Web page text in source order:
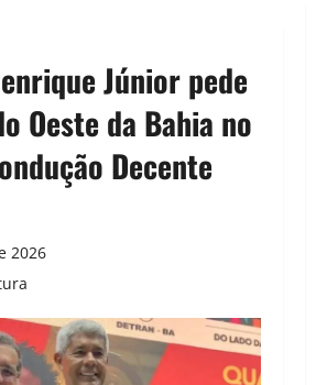
Júnior pede
Oeste da Bahia no
Decente
2026